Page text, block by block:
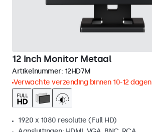
12 Inch Monitor Metaal
Artikelnummer: 12HD7M
Verwachte verzending binnen 10-12 dagen
1920 x 1080 resolutie (Full HD)